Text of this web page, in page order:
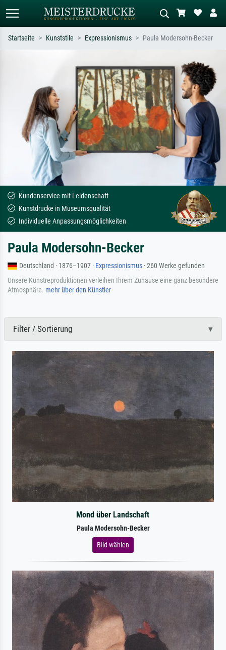
Suchen Sie nach Künstlern, Werktiteln
oder Stilen – z.B. Monet,
Sternennacht, Impressionismus, Welle
Hokusai, Akt.
Beschreiben Sie die Szene – z.B. Grüne
Wiese, Abstrakt mit viel Rot, Dunkles
Ölgemälde, Stehender Akt neben einem
Baum.
Startseite Kunststile Expressionismus Paula Modersohn-Becker
Kundenservice mit Leidenschaft
Kunstdrucke in Museumsqualität
Individuelle Anpassungsmöglichkeiten
Paula Modersohn-Becker
Deutschland · 1876–1907 · Expressionismus · 260 Werke gefunden
Unsere Kunstreproduktionen verleihen Ihrem Zuhause eine ganz besondere
Atmosphäre. mehr über den Künstler
Filter / Sortierung
Mond über Landschaft
Paula Modersohn-Becker
Bild wählen